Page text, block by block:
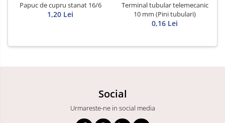
Papuc de cupru stanat 16/6
1,20 Lei
Terminal tubular telemecanic
10 mm (Pini tubulari)
0,16 Lei
Social
Urmareste-ne in social media